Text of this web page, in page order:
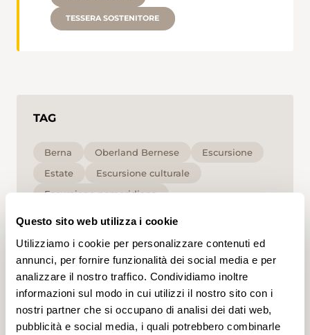
Questo sito web utilizza i cookie
Utilizziamo i cookie per personalizzare contenuti ed
annunci, per fornire funzionalità dei social media e per
analizzare il nostro traffico. Condividiamo inoltre
informazioni sul modo in cui utilizzi il nostro sito con i
nostri partner che si occupano di analisi dei dati web,
pubblicità e social media, i quali potrebbero combinarle
TESSERA SOSTENITORE
TAG
Berna Oberland Bernese
Escursione
Estate
Escursione culturale
Escursione pomeridiana
Cliccando su un tag, puoi aggiungerlo al tuo
ai tuoi interessi. I tag possono essere salvati solo in
un account.